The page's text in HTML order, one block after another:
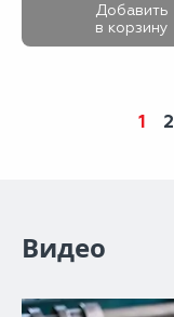
Добавить
в корзину
1 2
Видео